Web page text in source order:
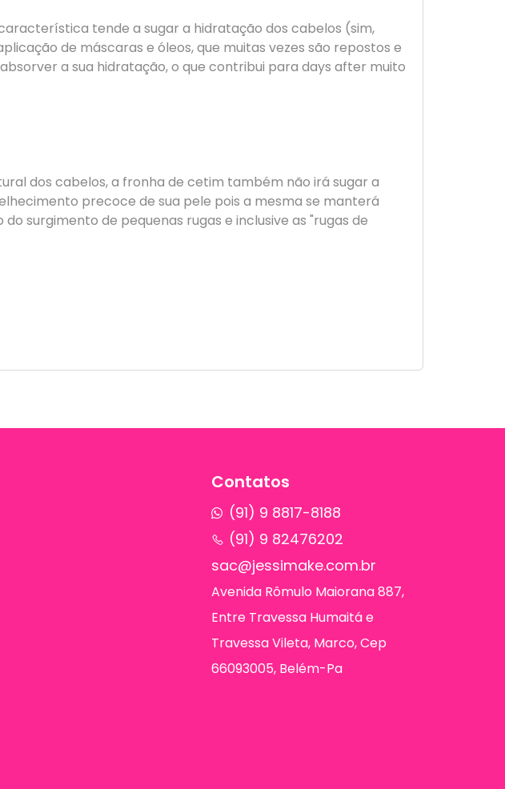
tende a sugar a hidratação dos cabelos (sim,
de máscaras e óleos, que muitas vezes são repostos e
a sua hidratação, o que contribui para days after muito
dos cabelos, a fronha de cetim também não irá sugar a
precoce de sua pele pois a mesma se manterá
surgimento de pequenas rugas e inclusive as "rugas de
Contatos
(91) 9 8817-8188
(91) 9 82476202
sac@jessimake.com.br
Avenida Rômulo Maiorana 887,
Entre Travessa Humaitá e
Travessa Vileta, Marco, Cep
66093005, Belém-Pa